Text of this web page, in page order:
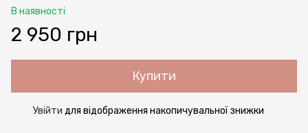
В наявності
2 950 грн
Купити
Увійти для відображення накопичувальної знижки